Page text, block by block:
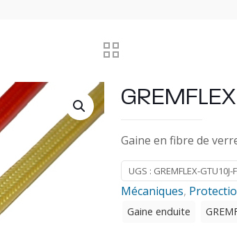
Gaine en fibre de
UGS : GREMFLEX-GTU10J-
Mécaniques,
Gaine enduite